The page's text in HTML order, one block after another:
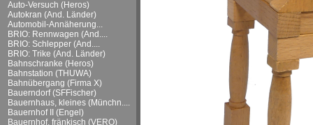
Auto-Versuch (Heros)
Autokran (And. Länder)
Automobil-Annäherung...
BRIO: Rennwagen (And....
BRIO: Schlepper (And....
BRIO: Trike (And. Länder)
Bahnschranke (Heros)
Bahnstation (THUWA)
Bahnübergang (Firma X)
Bauerndorf (SFFischer)
Bauernhaus, kleines (Münchn....
Bauernhof II (Engel)
Bauernhof, fränkisch (VERO)